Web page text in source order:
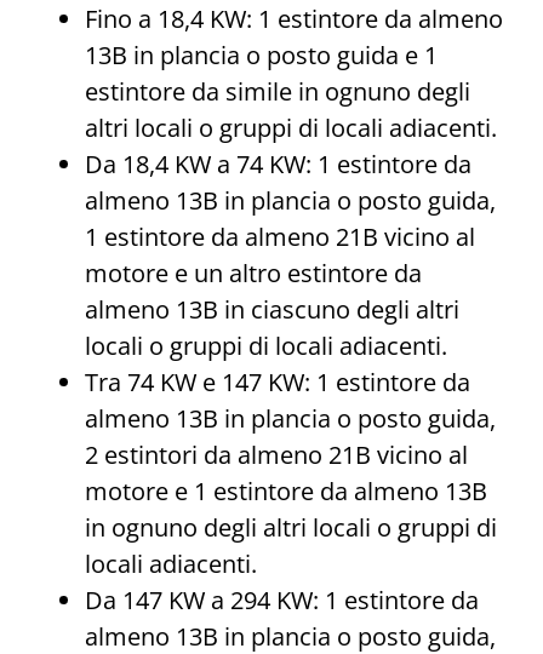
Fino a 18,4 KW: 1 estintore da almeno
13B in plancia o posto guida e 1
estintore da simile in ognuno degli
altri locali o gruppi di locali adiacenti.
Da 18,4 KW a 74 KW: 1 estintore da
almeno 13B in plancia o posto guida,
1 estintore da almeno 21B vicino al
motore e un altro estintore da
almeno 13B in ciascuno degli altri
locali o gruppi di locali adiacenti.
Tra 74 KW e 147 KW: 1 estintore da
almeno 13B in plancia o posto guida,
2 estintori da almeno 21B vicino al
motore e 1 estintore da almeno 13B
in ognuno degli altri locali o gruppi di
locali adiacenti.
Da 147 KW a 294 KW: 1 estintore da
almeno 13B in plancia o posto guida,